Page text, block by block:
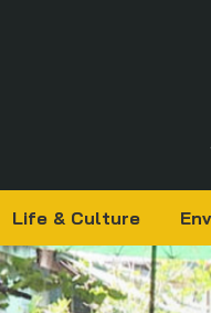
Life & Culture